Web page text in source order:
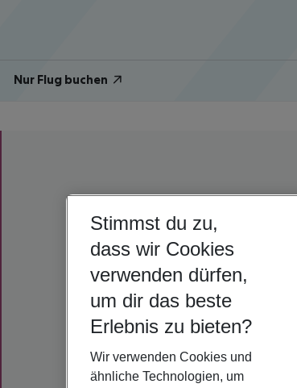
Nur Flug buchen
Stimmst du zu,
dass wir Cookies
verwenden dürfen,
um dir das beste
Erlebnis zu bieten?
Wir verwenden Cookies und
ähnliche Technologien, um